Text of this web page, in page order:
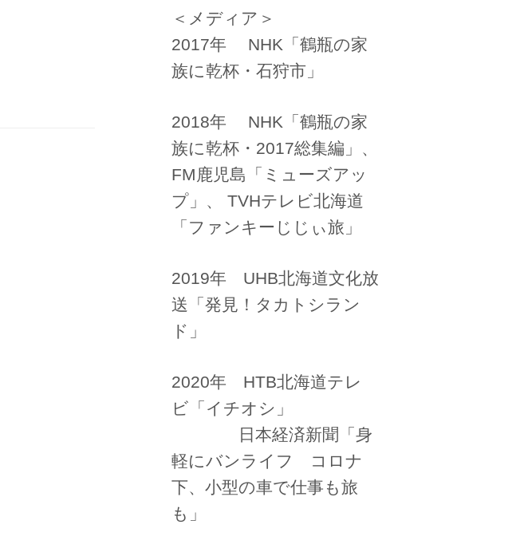
＜メディア＞
2017年 NHK「鶴瓶の家
族に乾杯・石狩市」
2018年 NHK「鶴瓶の家
族に乾杯・2017総集編」、
FM鹿児島「ミューズアッ
プ」、 TVHテレビ北海道
「ファンキーじじぃ旅」
2019年 UHB北海道文化放
送「発見！タカトシラン
ド」
2020年 HTB北海道テレ
ビ「イチオシ」
日本経済新聞「身
軽にバンライフ コロナ
下、小型の車で仕事も旅
も」